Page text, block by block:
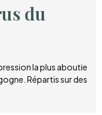
du
la plus aboutie
Répartis sur des